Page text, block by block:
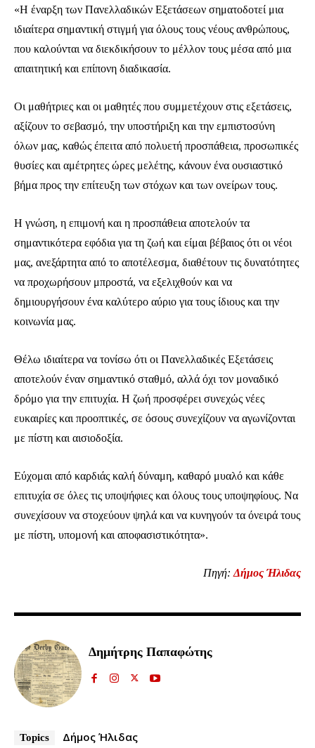
Ενταχθείτε στην κοινότητα των
συνδρομητών μας και γίνετε μέρος της
Για να εγγραφείτε, απλά εισάγετε τη διεύθυνση email σας στην ιστοσελίδα
ασφαλή σε εμάς.
ΕΓΓΡΑΦΉ
Έχω διαβάσει και αποδέχομαι τηνΠολιτική Απορρήτου
32,111
«Η έναρξη των Πανελλαδικών Εξετάσεων σηματοδοτεί μια
ιδιαίτερα σημαντική στιγμή για όλους τους νέους ανθρώπους,
που καλούνται να διεκδικήσουν το μέλλον τους μέσα από μια
απαιτητική και επίπονη διαδικασία.
Οι μαθήτριες και οι μαθητές που συμμετέχουν στις εξετάσεις,
αξίζουν το σεβασμό, την υποστήριξη και την εμπιστοσύνη
όλων μας, καθώς έπειτα από πολυετή προσπάθεια, προσωπικές
θυσίες και αμέτρητες ώρες μελέτης, κάνουν ένα ουσιαστικό
βήμα προς την επίτευξη των στόχων και των ονείρων τους.
Η γνώση, η επιμονή και η προσπάθεια αποτελούν τα
σημαντικότερα εφόδια για τη ζωή και είμαι βέβαιος ότι οι νέοι
μας, ανεξάρτητα από το αποτέλεσμα, διαθέτουν τις δυνατότητες
να προχωρήσουν μπροστά, να εξελιχθούν και να
δημιουργήσουν ένα καλύτερο αύριο για τους ίδιους και την
κοινωνία μας.
Θέλω ιδιαίτερα να τονίσω ότι οι Πανελλαδικές Εξετάσεις
αποτελούν έναν σημαντικό σταθμό, αλλά όχι τον μοναδικό
δρόμο για την επιτυχία. Η ζωή προσφέρει συνεχώς νέες
ευκαιρίες και προοπτικές, σε όσους συνεχίζουν να αγωνίζονται
με πίστη και αισιοδοξία.
Εύχομαι από καρδιάς καλή δύναμη, καθαρό μυαλό και κάθε
επιτυχία σε όλες τις υποψήφιες και όλους τους υποψηφίους. Να
συνεχίσουν να στοχεύουν ψηλά και να κυνηγούν τα όνειρά τους
με πίστη, υπομονή και αποφασιστικότητα».
Πηγή: Δήμος Ήλιδας
Δημήτρης Παπαφώτης
Topics Δήμος Ήλιδας